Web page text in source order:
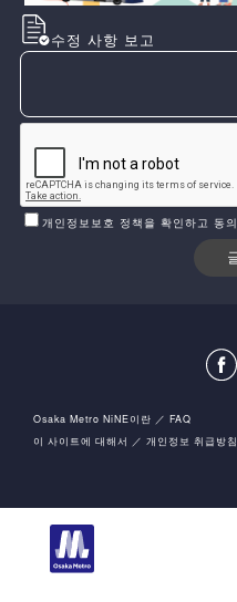
수정 사항 보고
개인정보보호 정책을 확인하고 동의
Osaka Metro NiNE이란
FAQ
이 사이트에 대해서
개인정보 취급방침